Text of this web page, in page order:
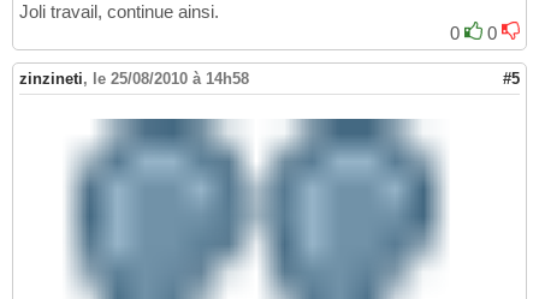
Joli travail, continue ainsi.
0
0
zinzineti, le 25/08/2010 à 14h58 #5